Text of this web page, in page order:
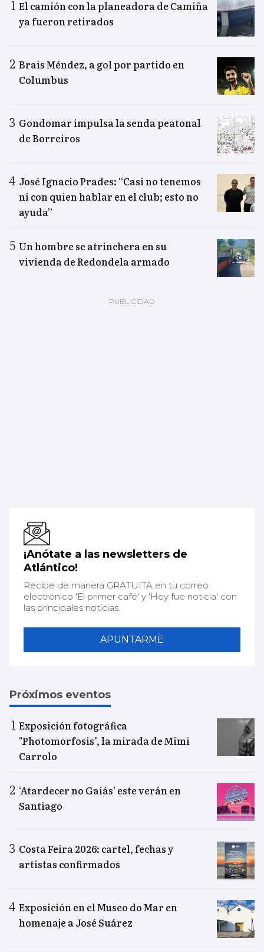
El camión con la planeadora de Camiña
ya fueron retirados
Brais Méndez, a gol por partido en
Columbus
Gondomar impulsa la senda peatonal
de Borreiros
José Ignacio Prades: “Casi no tenemos
ni con quien hablar en el club; esto no
ayuda”
Un hombre se atrinchera en su
vivienda de Redondela armado
¡Anótate a las newsletters de
Atlántico!
Recibe de manera GRATUITA en tu correo
electrónico 'El primer café' y 'Hoy fue noticia' con
las principales noticias.
APUNTARME
Próximos eventos
Exposición fotográfica
"Photomorfosis", la mirada de Mimi
Carrolo
‘Atardecer no Gaiás’ este verán en
Santiago
Costa Feira 2026: cartel, fechas y
artistas confirmados
Exposición en el Museo do Mar en
homenaje a José Suárez